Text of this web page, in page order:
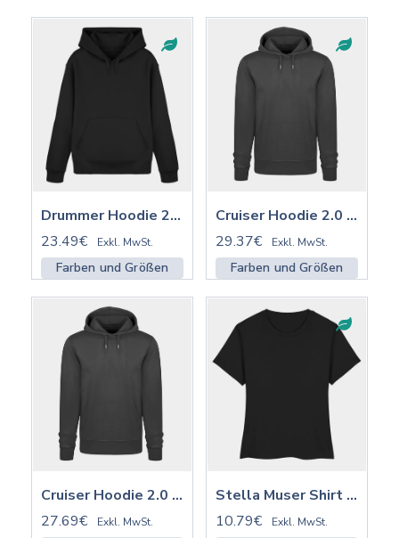
Drummer Hoodie 2.0 ST/ST | STSU168
23.49€
Exkl. MwSt.
Farben und Größen
Cruiser Hoodie 2.0 ST/ST mit Stick | STSU177
29.37€
Exkl. MwSt.
Farben und Größen
Cruiser Hoodie 2.0 ST/ST | STSU177
27.69€
Exkl. MwSt.
Stella Muser Shirt ST/ST | STTW172
10.79€
Exkl. MwSt.